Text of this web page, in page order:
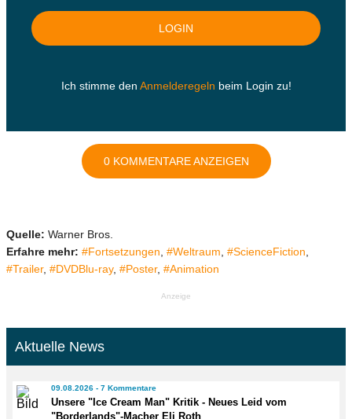
Ich stimme den Anmelderegeln beim Login zu!
0 KOMMENTARE ANZEIGEN
Quelle: Warner Bros.
Erfahre mehr: #Fortsetzungen, #Weltraum, #ScienceFiction,
#Trailer, #DVDBlu-ray, #Poster, #Animation
Anzeige
Aktuelle News
09.08.2026 - 7 Kommentare
Unsere "Ice Cream Man" Kritik - Neues Leid vom
"Borderlands"-Macher Eli Roth